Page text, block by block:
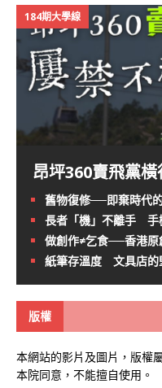
184期大學線
昂坪360賣飛黨
舊物復修──即棄時代
長者「機」不離手 手
做創作≠乞食──香港原
紙筆存溫度 文具店的
版權
本網站的影片及圖片，版權
本院同意，不能擅自使用。